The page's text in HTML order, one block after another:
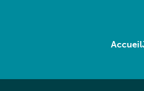
Accueil